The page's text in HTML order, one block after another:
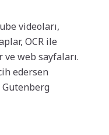
videoları,
OCR ile
ve web sayfaları.
edersen
Gutenberg